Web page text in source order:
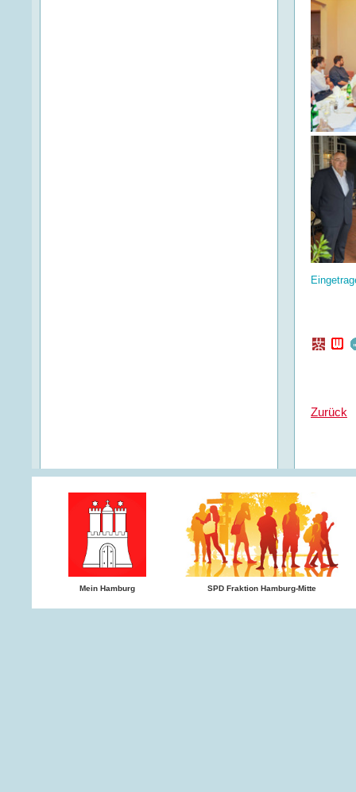
Zurück
Mein Hamburg SPD Fraktion Hamburg-Mitte